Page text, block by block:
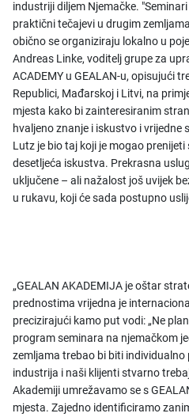
industriji diljem Njemačke.
praktični tečajevi u drugim
obično se organiziraju lokalno u
Andreas Linke, voditelj grupe za
ACADEMY u GEALAN-u, opisujući
Republici, Mađarskoj i Litvi, na
mjesta kako bi zainteresiranim
hvaljeno znanje i iskustvo i vrijedne
Lutz je bio taj koji je mogao
desetljeća iskustva. Prekrasna
uključene – ali nažalost još uvijek
u rukavu, koji će sada postupno
„GEALAN AKADEMIJA je oštar
prednostima vrijedna je
precizirajući kamo put vodi: „Ne
program seminara na njemačkom
zemljama trebao bi biti
industrija i naši klijenti stvarno
Akademiji umrežavamo se s
mjesta. Zajedno identificiramo